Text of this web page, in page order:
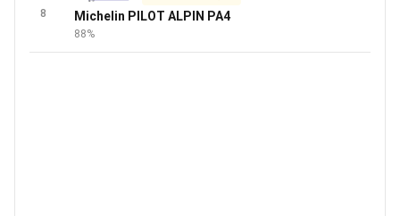
8 Michelin PILOT ALPIN PA4
88%